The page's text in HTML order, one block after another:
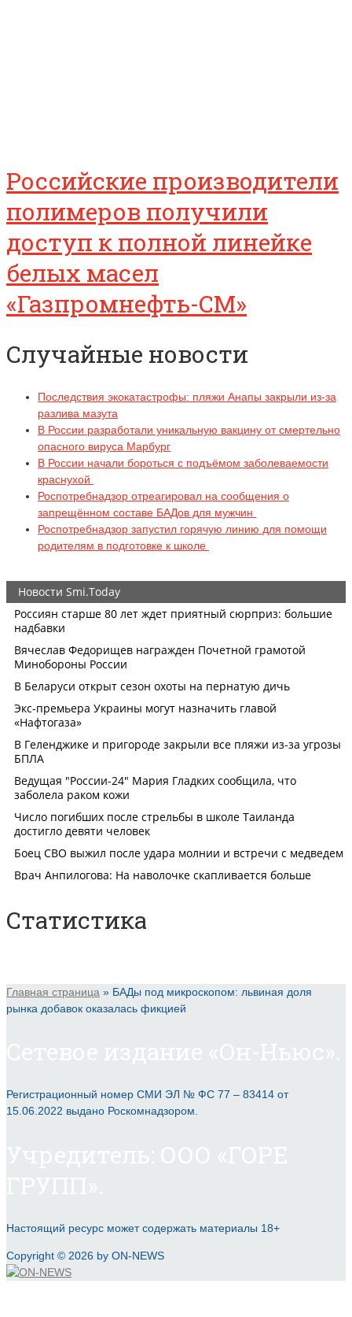
Российские производители
полимеров получили
доступ к полной линейке
белых масел
«Газпромнефть-СМ»
Случайные новости
Последствия экокатастрофы: пляжи Анапы закрыли из-за
разлива мазута
В России разработали уникальную вакцину от смертельно
опасного вируса Марбург
В России начали бороться с подъёмом заболеваемости
краснухой
Роспотребнадзор отреагировал на сообщения о
запрещённом составе БАДов для мужчин
Роспотребнадзор запустил горячую линию для помощи
родителям в подготовке к школе
Статистика
Главная страница » БАДы под микроскопом: львиная доля
рынка добавок оказалась фикцией
Регистрационный номер СМИ ЭЛ № ФС 77 – 83414 от
15.06.2022 выдано Роскомнадзором.
Настоящий ресурс может содержать материалы 18+
Copyright © 2026 by ON-NEWS